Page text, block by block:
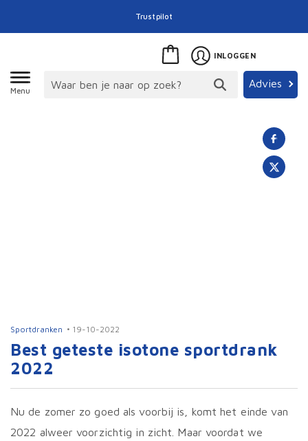
Trustpilot
Menu
Advies
INLOGGEN
Sportdranken 19-10-2022
Best geteste isotone sportdrank
2022
Nu de zomer zo goed als voorbij is, komt het einde van
2022 alweer voorzichtig in zicht. Maar voordat we